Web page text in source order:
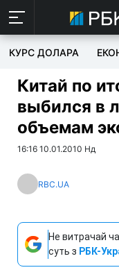
КУРС ДОЛАРА
Китай по
выбился в
объемам
16:16 10.01.2010 Нд
RBC.UA
Не витрачай
суть з РБК-